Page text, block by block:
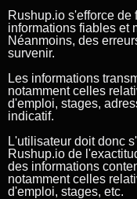
Rushup.io s'efforce de
informations fiables et
Néanmoins, des
survenir.
Les informations
notamment celles
d'emploi, stages,
indicatif.
L'utilisateur doit donc
Rushup.io de
des informations
notamment celles
d'emploi, stages, etc.